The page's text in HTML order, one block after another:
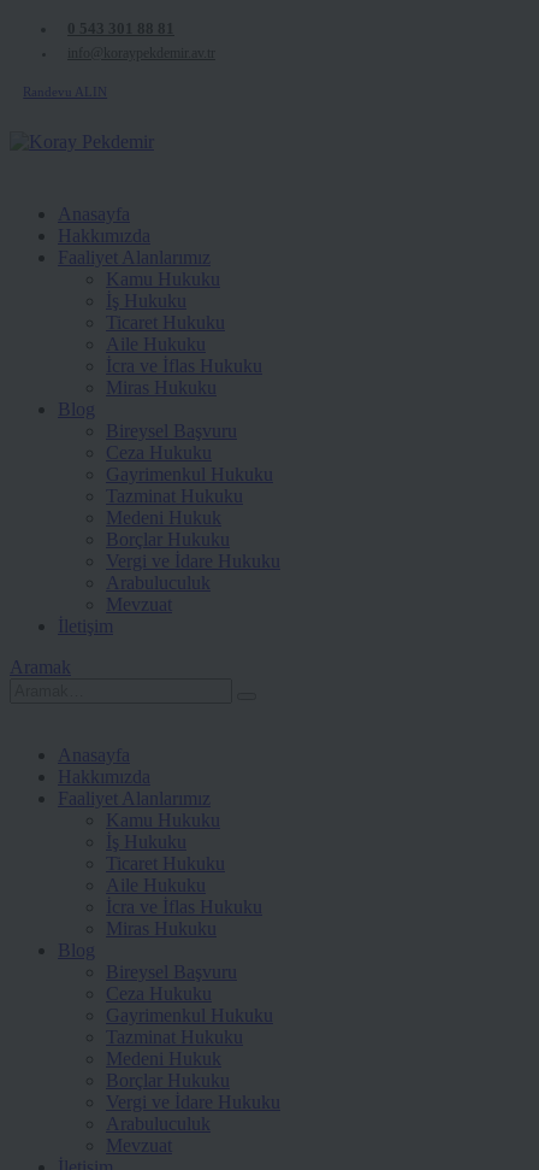
Randevu ALIN
Anasayfa
Hakkımızda
Faaliyet Alanlarımız
Kamu Hukuku
İş Hukuku
Ticaret Hukuku
Aile Hukuku
İcra ve İflas Hukuku
Miras Hukuku
Blog
Bireysel Başvuru
Ceza Hukuku
Gayrimenkul Hukuku
Tazminat Hukuku
Medeni Hukuk
Borçlar Hukuku
Vergi ve İdare Hukuku
Arabuluculuk
Mevzuat
İletişim
Aramak
Anasayfa
Hakkımızda
Faaliyet Alanlarımız
Kamu Hukuku
İş Hukuku
Ticaret Hukuku
Aile Hukuku
İcra ve İflas Hukuku
Miras Hukuku
Blog
Bireysel Başvuru
Ceza Hukuku
Gayrimenkul Hukuku
Tazminat Hukuku
Medeni Hukuk
Borçlar Hukuku
Vergi ve İdare Hukuku
Arabuluculuk
Mevzuat